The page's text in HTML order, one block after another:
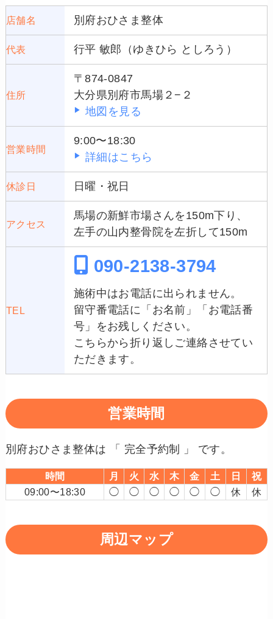
店舗名 別府おひさま整体
代表 行平 敏郎（ゆきひら としろう）
住所
〒874-0847
大分県別府市馬場２−２
地図を見る
営業時間
9:00〜18:30
詳細はこちら
休診日 日曜・祝日
アクセス
馬場の新鮮市場さんを150m下り、
左手の山内整骨院を左折して150m
TEL
090-2138-3794
施術中はお電話に出られません。
留守番電話に「お名前」「お電話番
号」をお残しください。
こちらから折り返しご連絡させてい
ただきます。
営業時間
別府おひさま整体は 「 完全予約制 」 です。
時間 月 火 水 木 金 土 日
祝
09:00〜18:30
◯ ◯ ◯ ◯ ◯ ◯ 休 休
周辺マップ